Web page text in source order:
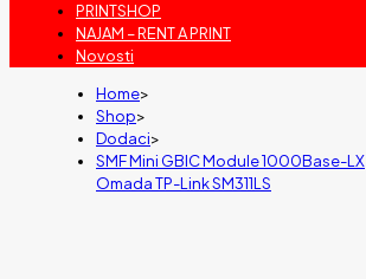
PRINTSHOP
NAJAM – RENT A PRINT
Novosti
Home>
Shop>
Dodaci>
SMF Mini GBIC Module 1000Base-LX
Omada TP-Link SM311LS